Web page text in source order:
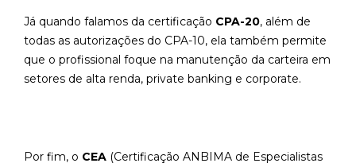
Já quando falamos da certificação CPA-20, além de
todas as autorizações do CPA-10, ela também permite
que o profissional foque na manutenção da carteira em
setores de alta renda, private banking e corporate.
Por fim, o CEA (Certificação ANBIMA de Especialistas